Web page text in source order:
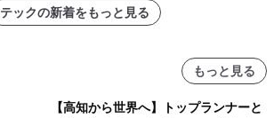
テックの新着をもっと見る
もっと見る
【高知から世界へ】トップランナーと